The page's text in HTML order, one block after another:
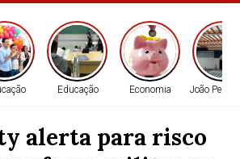
Educação Economia João
alerta para risco